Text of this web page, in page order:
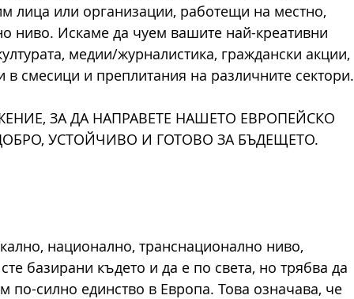
или организации, работещи на местно,
ниво. Искаме да чуем вашите най-креативни
медии/журналистика, граждански акции,
в смесици и преплитания на различните сектори.
ЗА ДА НАПРАВЕТЕ НАШЕТО ЕВРОПЕЙСКО
УСТОЙЧИВО И ГОТОВО ЗА БЪДЕЩЕТО.
национално, транснационално ниво,
базирани където и да е по света, но трябва да
по-силно единство в Европа. Това означава, че